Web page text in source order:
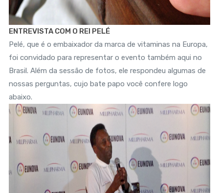
ENTREVISTA COM O REI PELÉ
Pelé, que é o embaixador da marca de vitaminas na Europa,
foi convidado para representar o evento também aqui no
Brasil. Além da sessão de fotos, ele respondeu algumas de
nossas perguntas, cujo bate papo você confere logo
abaixo.